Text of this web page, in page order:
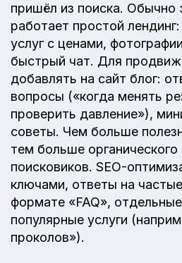
пришёл из поиска. Обычно
работает простой
услуг с ценами,
быстрый чат. Для
добавлять на сайт блог:
вопросы («когда менять
проверить давление»),
советы. Чем больше
тем больше органического
поисковиков. SEO-
ключами, ответы на
формате «FAQ»,
популярные услуги
проколов»).